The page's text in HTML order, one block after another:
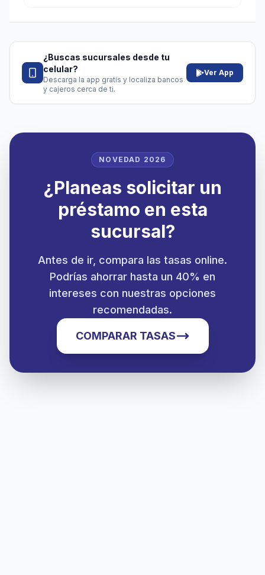
¿Buscas sucursales desde tu
celular?
Descarga la app gratis y localiza bancos
y cajeros cerca de ti.
Ver App
NOVEDAD 2026
¿Planeas solicitar un
préstamo en esta
sucursal?
Antes de ir, compara las tasas online.
Podrías ahorrar hasta un 40% en
intereses con nuestras opciones
recomendadas.
COMPARAR TASAS